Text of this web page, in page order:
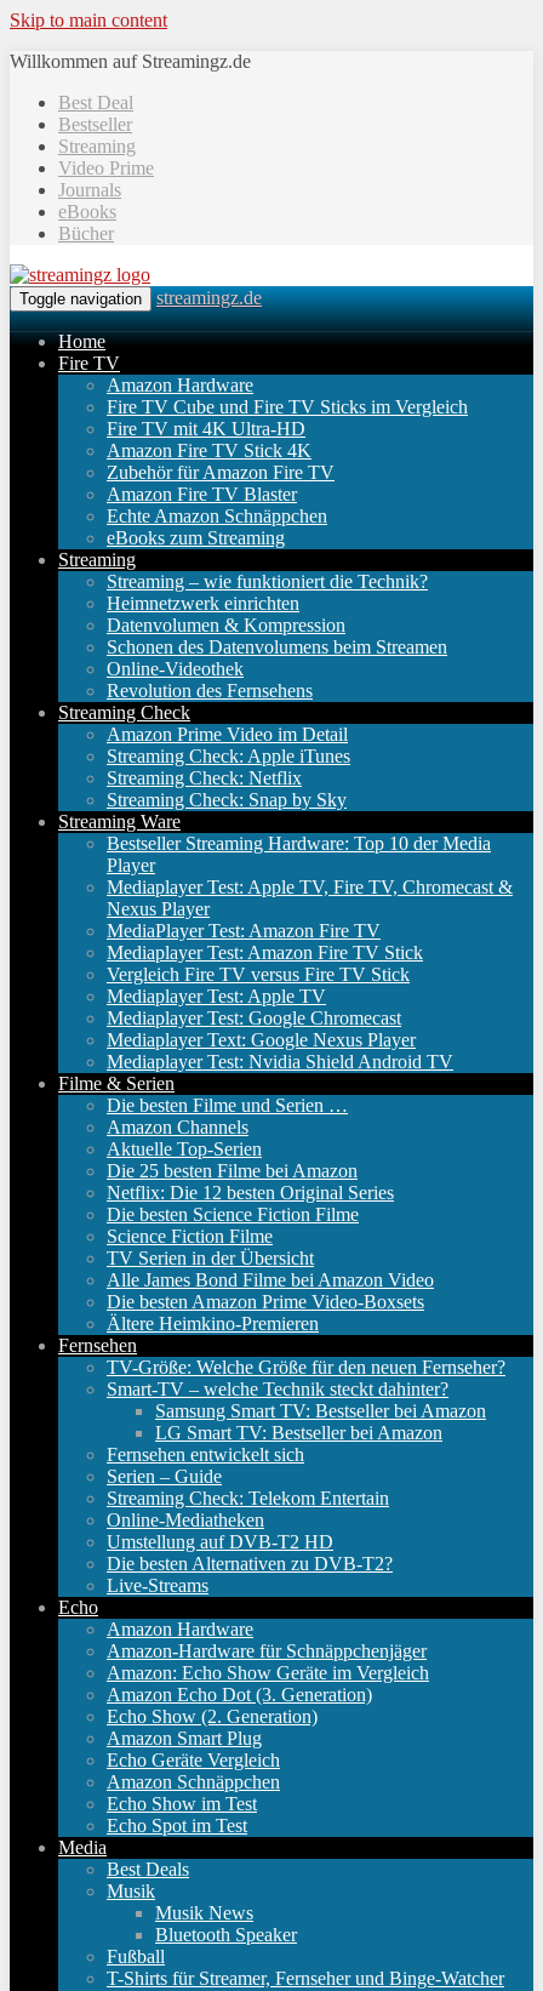
Skip to main content
Willkommen auf Streamingz.de
Best Deal
Bestseller
Streaming
Video Prime
Journals
eBooks
Bücher
Toggle navigation streamingz.de
Home
Fire TV
Amazon Hardware
Fire TV Cube und Fire TV Sticks im Vergleich
Fire TV mit 4K Ultra-HD
Amazon Fire TV Stick 4K
Zubehör für Amazon Fire TV
Amazon Fire TV Blaster
Echte Amazon Schnäppchen
eBooks zum Streaming
Streaming
Streaming – wie funktioniert die Technik?
Heimnetzwerk einrichten
Datenvolumen & Kompression
Schonen des Datenvolumens beim Streamen
Online-Videothek
Revolution des Fernsehens
Streaming Check
Amazon Prime Video im Detail
Streaming Check: Apple iTunes
Streaming Check: Netflix
Streaming Check: Snap by Sky
Streaming Ware
Bestseller Streaming Hardware: Top 10 der Media
Player
Mediaplayer Test: Apple TV, Fire TV, Chromecast &
Nexus Player
MediaPlayer Test: Amazon Fire TV
Mediaplayer Test: Amazon Fire TV Stick
Vergleich Fire TV versus Fire TV Stick
Mediaplayer Test: Apple TV
Mediaplayer Test: Google Chromecast
Mediaplayer Text: Google Nexus Player
Mediaplayer Test: Nvidia Shield Android TV
Filme & Serien
Die besten Filme und Serien …
Amazon Channels
Aktuelle Top-Serien
Die 25 besten Filme bei Amazon
Netflix: Die 12 besten Original Series
Die besten Science Fiction Filme
Science Fiction Filme
TV Serien in der Übersicht
Alle James Bond Filme bei Amazon Video
Die besten Amazon Prime Video-Boxsets
Ältere Heimkino-Premieren
Fernsehen
TV-Größe: Welche Größe für den neuen Fernseher?
Smart-TV – welche Technik steckt dahinter?
Samsung Smart TV: Bestseller bei Amazon
LG Smart TV: Bestseller bei Amazon
Fernsehen entwickelt sich
Serien – Guide
Streaming Check: Telekom Entertain
Online-Mediatheken
Umstellung auf DVB-T2 HD
Die besten Alternativen zu DVB-T2?
Live-Streams
Echo
Amazon Hardware
Amazon-Hardware für Schnäppchenjäger
Amazon: Echo Show Geräte im Vergleich
Amazon Echo Dot (3. Generation)
Echo Show (2. Generation)
Amazon Smart Plug
Echo Geräte Vergleich
Amazon Schnäppchen
Echo Show im Test
Echo Spot im Test
Media
Best Deals
Musik
Musik News
Bluetooth Speaker
Fußball
T-Shirts für Streamer, Fernseher und Binge-Watcher